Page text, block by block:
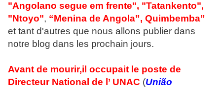
"Angolano segue em frente", "Tatankento",
"Ntoyo", “Menina de Angola”, Quimbemba”
et tant d'autres que nous allons publier dans
notre blog dans les prochain jours.
Avant de mourir,il occupait le poste de
Directeur National de l’ UNAC (União